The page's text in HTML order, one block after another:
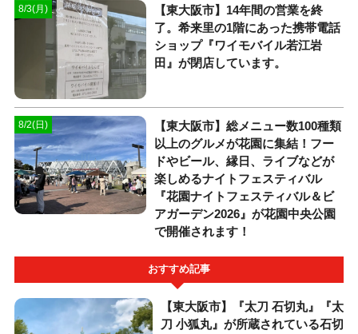
8/3(月)
【東大阪市】14年間の営業を終
了。希来里の1階にあった携帯電話
ショップ『ワイモバイル若江岩
田』が閉店しています。
8/2(日)
【東大阪市】総メニュー数100種類
以上のグルメが花園に集結！フー
ドやビール、縁日、ライブなどが
楽しめるナイトフェスティバル
『花園ナイトフェスティバル＆ビ
アガーデン2026』が花園中央公園
で開催されます！
おすすめ記事
【東大阪市】『太刀 石切丸』『太
刀 小狐丸』が所蔵されている石切